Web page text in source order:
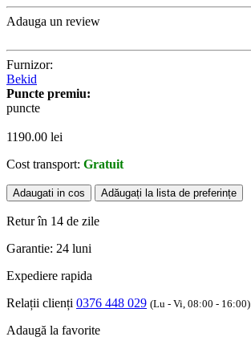
Adauga un review
Furnizor:
Bekid
Puncte premiu:
puncte
1190.00 lei
Cost transport: Gratuit
Adaugati in cos Adăugați la lista de preferințe
Retur în 14 de zile
Garantie: 24 luni
Expediere rapida
Relații clienți 0376 448 029 (Lu - Vi, 08:00 - 16:00)
Adaugă la favorite